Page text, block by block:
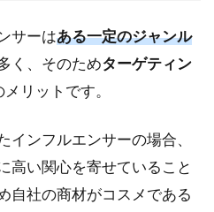
サーはある一定のジャンル
く、そのためターゲティン
リットです。
インフルエンサーの場合、
高い関心を寄せていること
自社の商材がコスメである